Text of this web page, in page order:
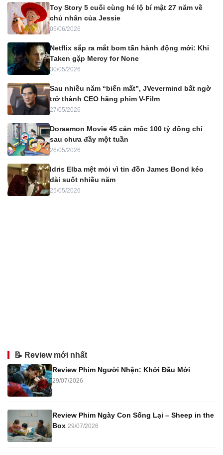
Toy Story 5 cuối cùng hé lộ bí mật 27 năm về
chủ nhân của Jessie
05/06/2026
Netflix sắp ra mắt bom tấn hành động mới: Khi
Taken gặp Mercy for None
30/05/2026
Sau nhiều năm “biến mất”, JVevermind bất ngờ
trở thành CEO hãng phim V-Film
27/05/2026
Doraemon Movie 45 cán mốc 100 tỷ đồng chỉ
sau chưa đầy một tuần
26/05/2026
Idris Elba mệt mỏi vì tin đồn James Bond kéo
dài suốt nhiều năm
25/05/2026
📝 Review mới nhất
Review Phim Người Nhện: Khởi Đầu Mới
29/07/2026
Review Phim Ngày Con Sống Lại – Sheep in the
Box 29/07/2026